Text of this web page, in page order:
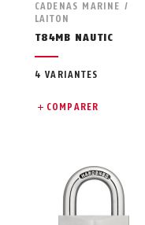
CADENAS MARINE /
LAITON
T84MB NAUTIC
4 VARIANTES
COMPARER